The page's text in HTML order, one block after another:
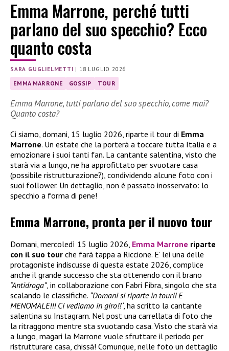
Emma Marrone, perché tutti
parlano del suo specchio? Ecco
quanto costa
SARA GUGLIELMETTI | 18 LUGLIO 2026
EMMA MARRONE GOSSIP TOUR
Emma Marrone, tutti parlano del suo specchio, come mai?
Quanto costa?
Ci siamo, domani, 15 luglio 2026, riparte il tour di Emma
Marrone. Un estate che la porterà a toccare tutta Italia e a
emozionare i suoi tanti fan. La cantante salentina, visto che
starà via a lungo, ne ha approfittato per svuotare casa
(possibile ristrutturazione?), condividendo alcune foto con i
suoi follower. Un dettaglio, non è passato inosservato: lo
specchio a forma di pene!
Emma Marrone, pronta per il nuovo tour
Domani, mercoledì 15 luglio 2026, Emma Marrone riparte
con il suo tour che farà tappa a Riccione. E’ lei una delle
protagoniste indiscusse di questa estate 2026, complice
anche il grande successo che sta ottenendo con il brano
“Antidroga”, in collaborazione con Fabri Fibra, singolo che sta
scalando le classifiche. “Domani si riparte in tour!! E
MENOMALE!!! Ci vediamo in giro!!“, ha scritto la cantante
salentina su Instagram. Nel post una carrellata di foto che
la ritraggono mentre sta svuotando casa. Visto che starà via
a lungo, magari la Marrone vuole sfruttare il periodo per
ristrutturare casa, chissà! Comunque, nelle foto un dettaglio